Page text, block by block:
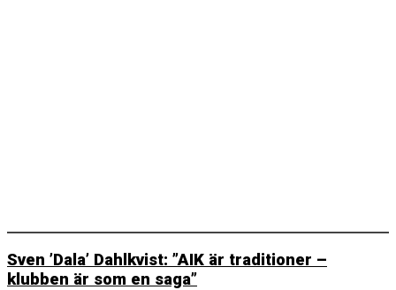
Sven ’Dala’ Dahlkvist: ”AIK är traditioner –
klubben är som en saga”